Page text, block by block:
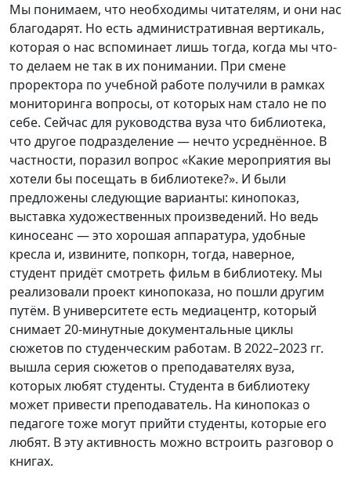
Мы понимаем, что необходимы читателям, и они нас
благодарят. Но есть административная вертикаль,
которая о нас вспоминает лишь тогда, когда мы что-
то делаем не так в их понимании. При смене
проректора по учебной работе получили в рамках
мониторинга вопросы, от которых нам стало не по
себе. Сейчас для руководства вуза что библиотека,
что другое подразделение — нечто усреднённое. В
частности, поразил вопрос «Какие мероприятия вы
хотели бы посещать в библиотеке?». И были
предложены следующие варианты: кинопоказ,
выставка художественных произведений. Но ведь
киносеанс — это хорошая аппаратура, удобные
кресла и, извините, попкорн, тогда, наверное,
студент придёт смотреть фильм в библиотеку. Мы
реализовали проект кинопоказа, но пошли другим
путём. В университете есть медиацентр, который
снимает 20-минутные документальные циклы
сюжетов по студенческим работам. В 2022–2023 гг.
вышла серия сюжетов о преподавателях вуза,
которых любят студенты. Студента в библиотеку
может привести преподаватель. На кинопоказ о
педагоге тоже могут прийти студенты, которые его
любят. В эту активность можно встроить разговор о
книгах.